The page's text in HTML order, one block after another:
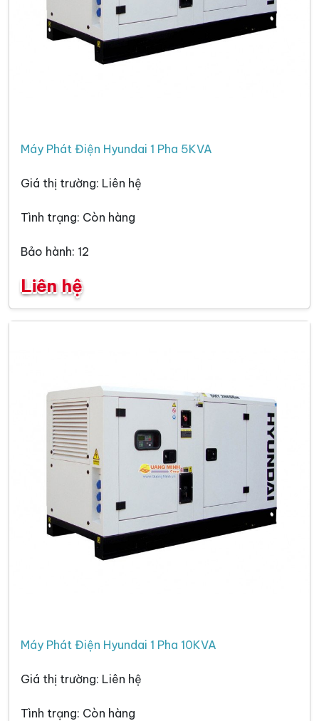
Máy Phát Điện Hyundai 1 Pha 5KVA
Giá thị trường: Liên hệ
Tình trạng: Còn hàng
Bảo hành: 12
Liên hệ
Máy Phát Điện Hyundai 1 Pha 10KVA
Giá thị trường: Liên hệ
Tình trạng: Còn hàng